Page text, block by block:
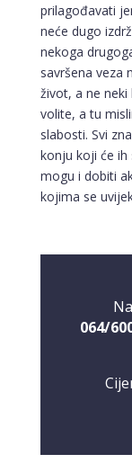
prilagođavati
neće dugo
nekoga
savršena veza
život, a ne
volite, a tu
slabosti. Svi
konju koji će ih
mogu i dobiti
kojima se
064/
TEHNIKE: